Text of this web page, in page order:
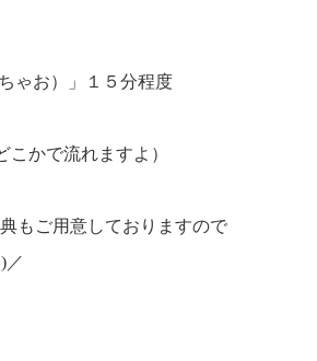
ゃお）」１５分程度
かで流れますよ）
もご用意しておりますので
／